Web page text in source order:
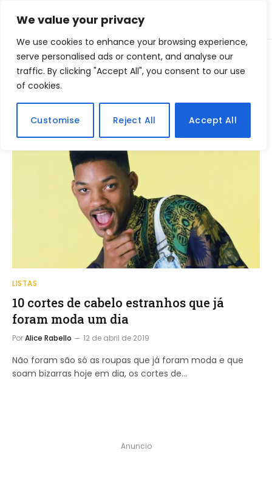
We value your privacy
We use cookies to enhance your browsing experience,
serve personalised ads or content, and analyse our
traffic. By clicking "Accept All", you consent to our use
of cookies.
Customise Reject All Accept All
Home » Posts Tagged "cortes de cabelo"
BROWSING:
LISTAS
10 cortes de cabelo estranhos que já
foram moda um dia
PorAlice Rabello 12 de abril de 2019
Não foram são só as roupas que já foram moda e que
soam bizarras hoje em dia, os cortes de…
Anuncio